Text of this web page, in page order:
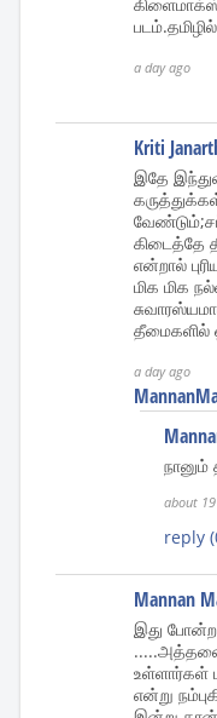
a day ago
Kriti
இதே
கிடைத்தே
என்றால்
மிக மிக
தீமைகளில்
a day ago
about
reply
Mannan
இது
.....அத்தனை
உள்ளார்கள்
என்று